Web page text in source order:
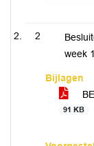
2
week
Bijlagen
91 KB